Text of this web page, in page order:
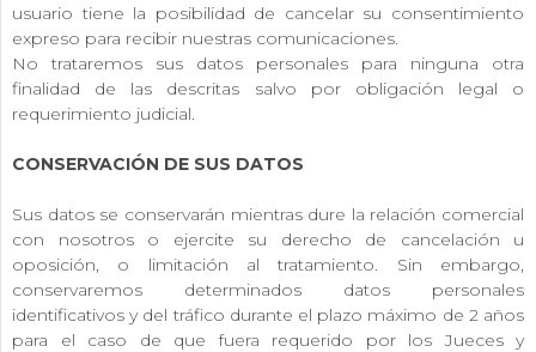
usuario tiene la posibilidad de cancelar su consentimiento
expreso para recibir nuestras comunicaciones.
No trataremos sus datos personales para ninguna otra
finalidad de las descritas salvo por obligación legal o
requerimiento judicial.
CONSERVACIÓN DE SUS DATOS
Sus datos se conservarán mientras dure la relación comercial
con nosotros o ejercite su derecho de cancelación u
oposición, o limitación al tratamiento. Sin embargo,
conservaremos determinados datos personales
identificativos y del tráfico durante el plazo máximo de 2 años
para el caso de que fuera requerido por los Jueces y